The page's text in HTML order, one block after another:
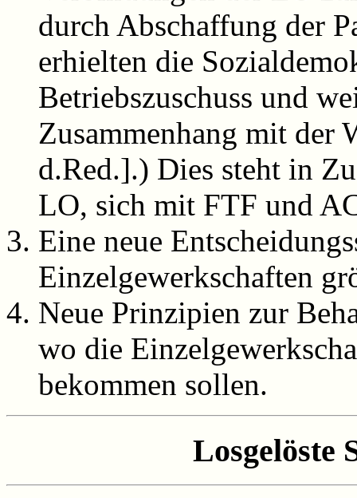
durch Abschaffung der
erhielten die
Betriebszuschuss und
Zusammenhang mit der
d.Red.].) Dies steht in
LO, sich mit FTF und
Eine neue
Einzelgewerkschaften
Neue Prinzipien zur
wo die
bekommen sollen.
Losgelöste